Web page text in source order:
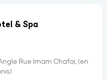
& Spa
Rue Imam Chafai, (en